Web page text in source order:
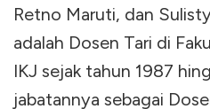
Retno Maruti, dan
adalah Dosen Tari di
IKJ sejak tahun 1987
jabatannya sebagai